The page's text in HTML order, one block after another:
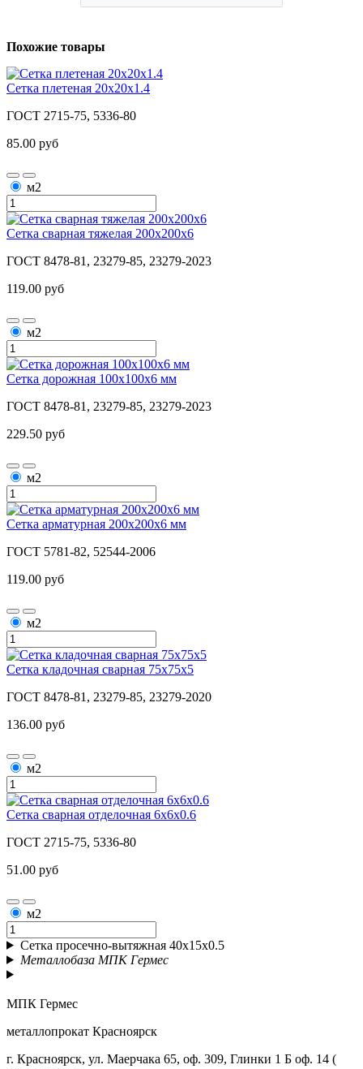
Похожие товары
Сетка плетеная 20х20х1.4
ГОСТ 2715-75, 5336-80
85.00 руб
м2
Сетка сварная тяжелая 200х200х6
ГОСТ 8478-81, 23279-85, 23279-2023
119.00 руб
м2
Сетка дорожная 100х100х6 мм
ГОСТ 8478-81, 23279-85, 23279-2023
229.50 руб
м2
Сетка арматурная 200х200х6 мм
ГОСТ 5781-82, 52544-2006
119.00 руб
м2
Сетка кладочная сварная 75х75х5
ГОСТ 8478-81, 23279-85, 23279-2020
136.00 руб
м2
Сетка сварная отделочная 6х6х0.6
ГОСТ 2715-75, 5336-80
51.00 руб
м2
Сетка просечно-вытяжная 40х15х0.5
Металлобаза МПК Гермес
МПК Гермес
металлопрокат Красноярск
г. Красноярск, ул. Маерчака 65, оф. 309, Глинки 1 Б оф. 14 (